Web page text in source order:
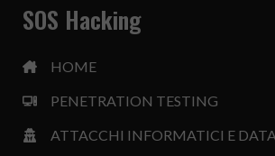
SOS Hacking
HOME
PENETRATION TESTING
ATTACCHI INFORMATICI E